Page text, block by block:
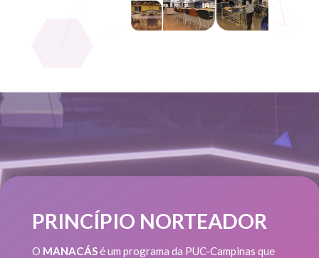
PRINCÍPIO NORTEADOR
O MANACÁSé um programa da PUC-Campinas que